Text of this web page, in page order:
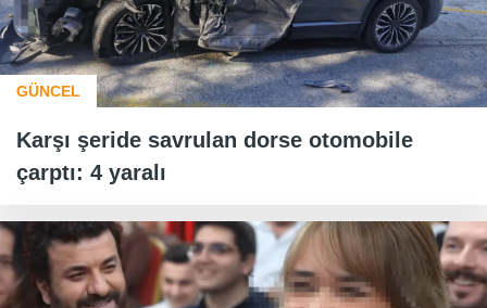
GÜNCEL
Karşı şeride savrulan dorse otomobile
çarptı: 4 yaralı